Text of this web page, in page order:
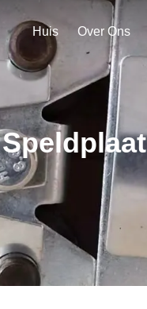
Huis Over Ons
Speldplaat